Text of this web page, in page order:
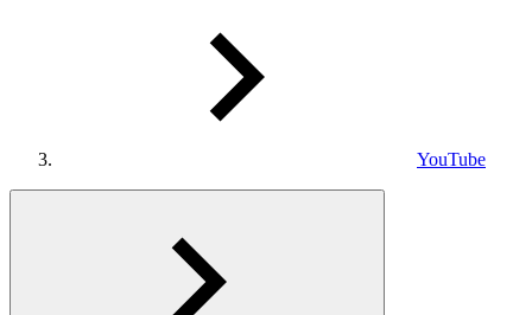
YouTube